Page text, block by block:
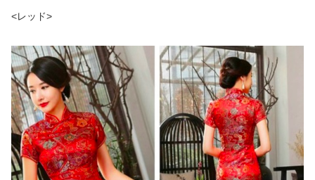
<レッド>